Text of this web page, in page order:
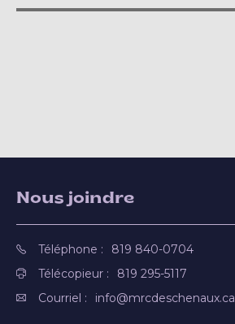
Nous joindre
Téléphone :
819 840-0704
Télécopieur :
819 295-5117
Courriel :
info@mrcdeschenaux.ca